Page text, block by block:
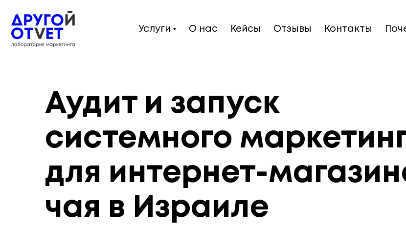
Услуги О нас Кейсы Отзывы Контакты
Аудит и запуск
системного
для интернет-
чая в Израиле